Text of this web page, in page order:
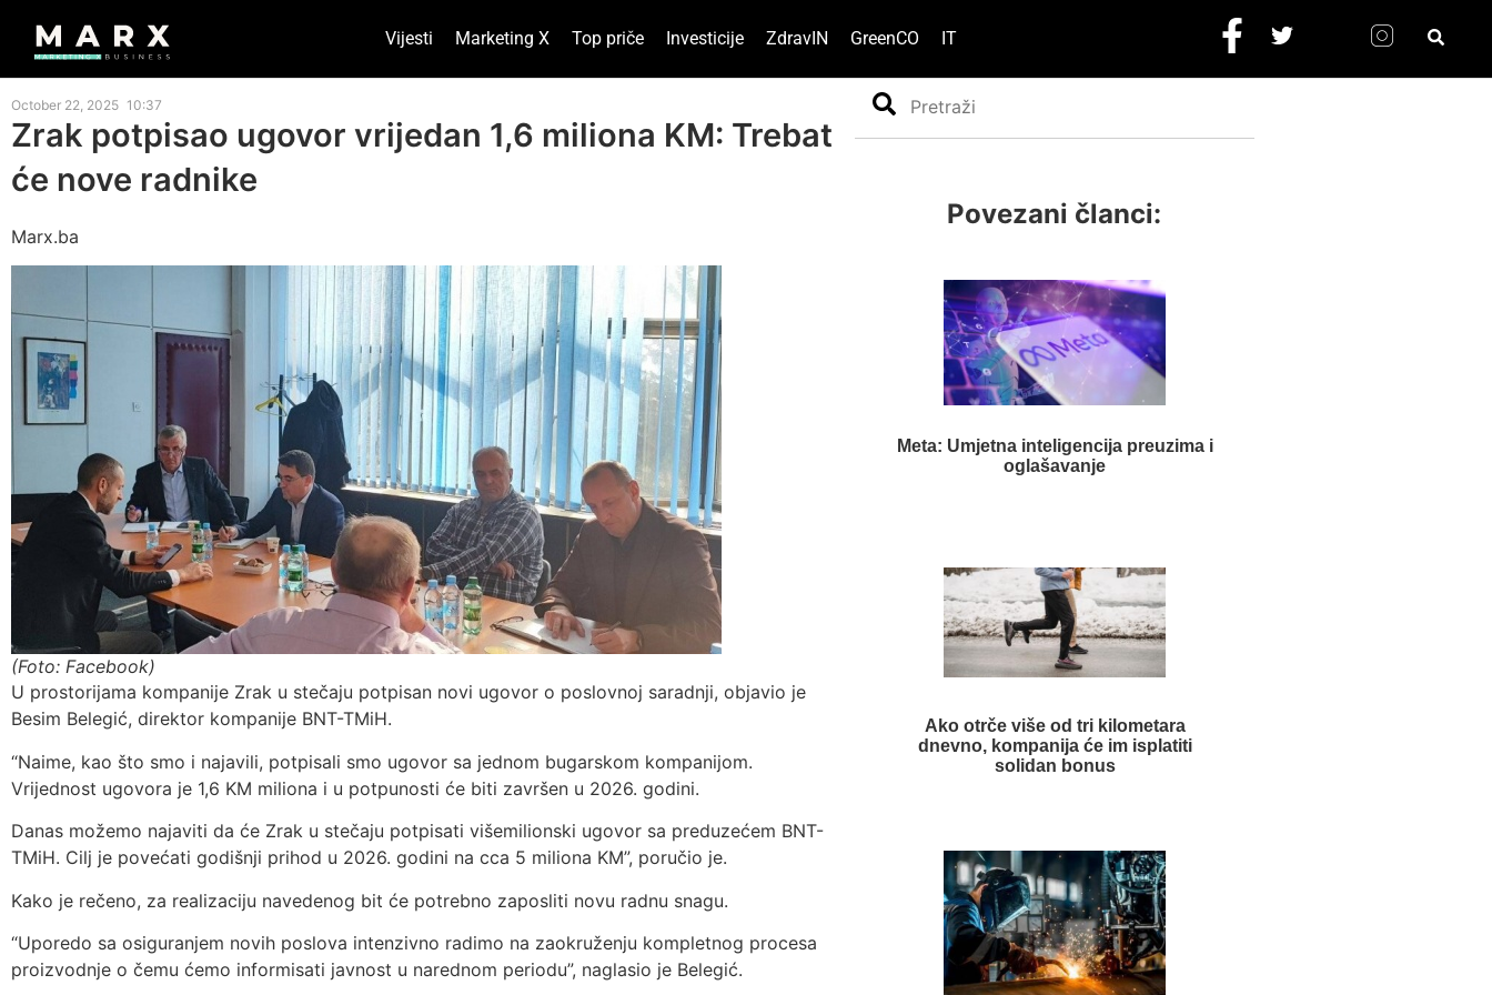
Vijesti Marketing X Top priče Investicije ZdravIN GreenCO IT
October 22, 2025 10:37
Zrak potpisao ugovor vrijedan 1,6 miliona KM: Trebat
će nove radnike
Marx.ba
(Foto: Facebook)
U prostorijama kompanije Zrak u stečaju potpisan novi ugovor o poslovnoj saradnji, objavio je
Besim Belegić, direktor kompanije BNT-TMiH.
“Naime, kao što smo i najavili, potpisali smo ugovor sa jednom bugarskom kompanijom.
Vrijednost ugovora je 1,6 KM miliona i u potpunosti će biti završen u 2026. godini.
Danas možemo najaviti da će Zrak u stečaju potpisati višemilionski ugovor sa preduzećem BNT-
TMiH. Cilj je povećati godišnji prihod u 2026. godini na cca 5 miliona KM”, poručio je.
Kako je rečeno, za realizaciju navedenog bit će potrebno zaposliti novu radnu snagu.
“Uporedo sa osiguranjem novih poslova intenzivno radimo na zaokruženju kompletnog procesa
proizvodnje o čemu ćemo informisati javnost u narednom periodu”, naglasio je Belegić.
Search
Povezani članci:
Meta: Umjetna inteligencija preuzima i
oglašavanje
Ako otrče više od tri kilometara
dnevno, kompanija će im isplatiti
solidan bonus